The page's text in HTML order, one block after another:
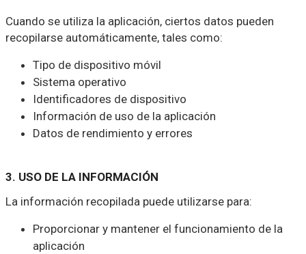
Cuando se utiliza la aplicación, ciertos datos pueden
recopilarse automáticamente, tales como:
Tipo de dispositivo móvil
Sistema operativo
Identificadores de dispositivo
Información de uso de la aplicación
Datos de rendimiento y errores
3. USO DE LA INFORMACIÓN
La información recopilada puede utilizarse para:
Proporcionar y mantener el funcionamiento de la
aplicación